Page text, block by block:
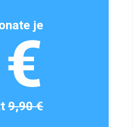
je
9,90 €